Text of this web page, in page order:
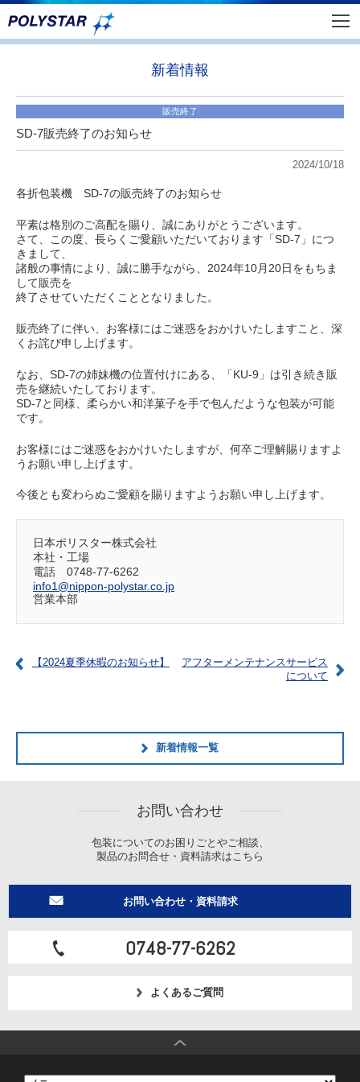
新着情報
販売終了
SD-7販売終了のお知らせ
2024/10/18
各折包装機 SD-7の販売終了のお知らせ
平素は格別のご高配を賜り、誠にありがとうございます。
さて、この度、長らくご愛顧いただいております「SD-7」につ
きまして、
諸般の事情により、誠に勝手ながら、2024年10月20日をもちま
して販売を
終了させていただくこととなりました。
販売終了に伴い、お客様にはご迷惑をおかけいたしますこと、深
くお詫び申し上げます。
なお、SD-7の姉妹機の位置付けにある、「KU-9」は引き続き販
売を継続いたしております。
SD-7と同様、柔らかい和洋菓子を手で包んだような包装が可能
です。
お客様にはご迷惑をおかけいたしますが、何卒ご理解賜りますよ
うお願い申し上げます。
今後とも変わらぬご愛顧を賜りますようお願い申し上げます。
日本ポリスター株式会社
本社・工場
電話 0748-77-6262
info1@nippon-polystar.co.jp
営業本部
【2024夏季休暇のお知らせ】
アフターメンテナンスサービス
について
新着情報一覧
お問い合わせ
包装についてのお困りごとやご相談、
製品のお問合せ・資料請求はこちら
お問い合わせ・資料請求
0748-77-6262
よくあるご質問